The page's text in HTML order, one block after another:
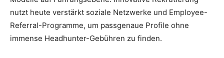
nutzt heute verstärkt soziale Netzwerke und Employee-
Referral-Programme, um passgenaue Profile ohne
immense Headhunter-Gebühren zu finden.